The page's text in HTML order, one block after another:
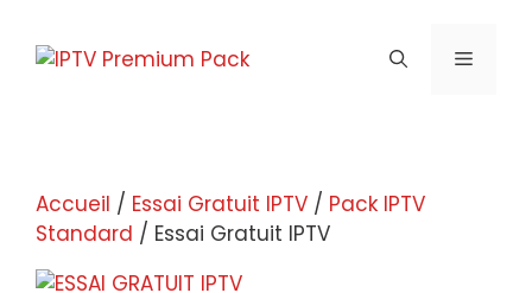
contenu
MENU
Accueil / Essai Gratuit IPTV / Pack IPTV
Standard / Essai Gratuit IPTV